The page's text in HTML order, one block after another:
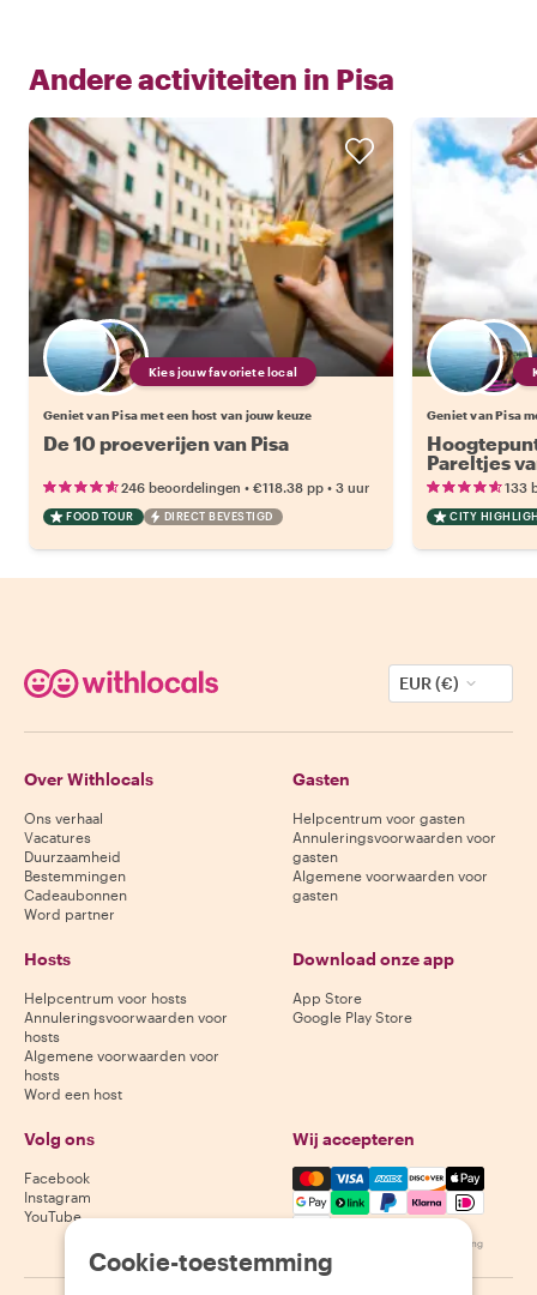
Andere activiteiten in Pisa
Kies jouw favoriete local
Geniet van Pisa met een host van jouw keuze
De 10 proeverijen van Pisa
246 beoordelingen • €118.38 pp • 3 uur
FOOD TOUR DIRECT BEVESTIGD
Geniet van Pisa
Pareltjes
133
CITY
EUR (€)
Over Withlocals
Ons verhaal
Vacatures
Duurzaamheid
Bestemmingen
Cadeaubonnen
Word partner
Gasten
Helpcentrum voor gasten
Annuleringsvoorwaarden voor
gasten
Algemene voorwaarden voor
gasten
Hosts
Helpcentrum voor hosts
Annuleringsvoorwaarden voor
hosts
Algemene voorwaarden voor
hosts
Word een host
Download onze app
App Store
Google Play Store
Volg ons
Facebook
Instagram
YouTube
Wij accepteren
Mastercard, Visa, Amex,
Beschikbaarheid varieert per bestemming
Cookie-toestemming